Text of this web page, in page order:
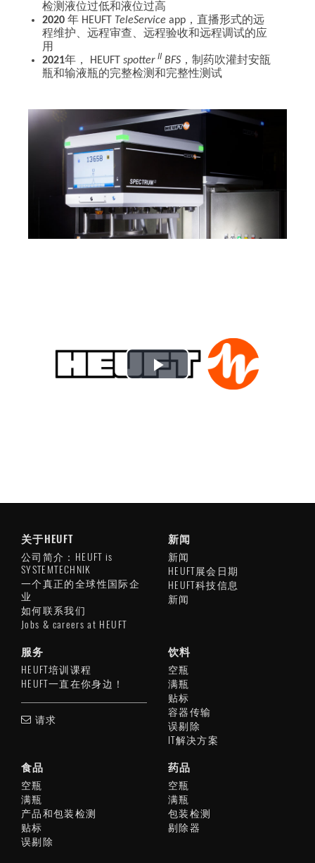
检测液位过低和液位过高
2020 年 HEUFT TeleService app，直播形式的远
程维护、远程审查、远程验收和远程调试的应
用
2021年， HEUFT spotter II BFS ，制药吹灌封安瓿
瓶和输液瓶的完整检测和完整性测试
Play
关于HEUFT
公司简介：HEUFT is
SYSTEMTECHNIK
一个真正的全球性国际企
业
如何联系我们
Jobs & careers at HEUFT
新闻
新闻
HEUFT展会日期
HEUFT科技信息
新闻
服务
HEUFT培训课程
HEUFT一直在你身边！
请求
饮料
空瓶
满瓶
贴标
容器传输
误剔除
IT解决方案
食品
空瓶
满瓶
产品和包装检测
贴标
误剔除
药品
空瓶
满瓶
包装检测
剔除器